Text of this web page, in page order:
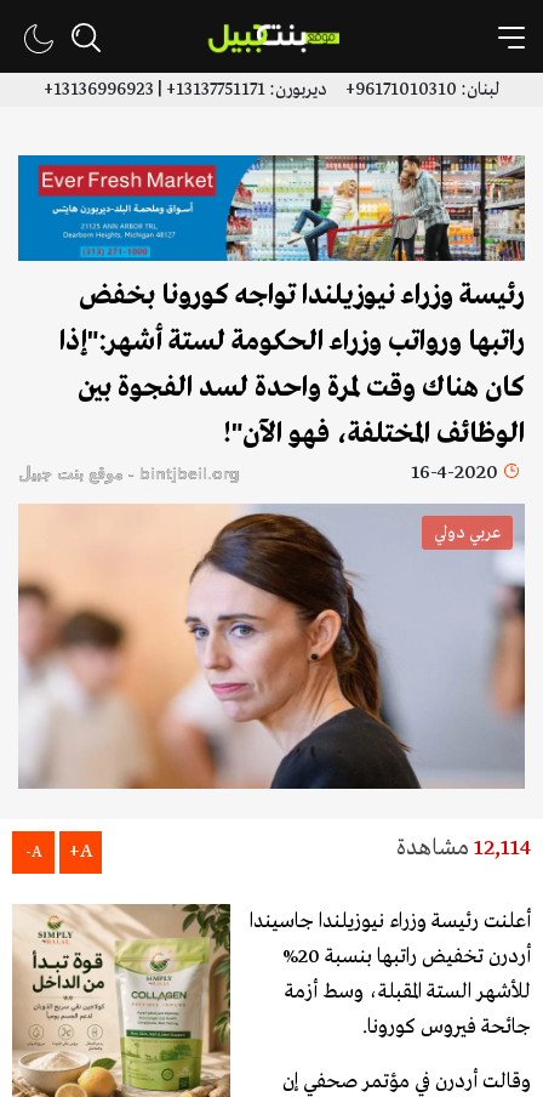
لبنان: 96171010310+ ديربورن: 13137751171+ | 13136996923+
​رئيسة وزراء نيوزيلندا​ تواجه كورونا بخفض
راتبها ورواتب وزراء الحكومة لستة أشهر:"إذا
كان هناك وقت لمرة واحدة لسد الفجوة بين
الوظائف المختلفة، فهو الآن"!
16-4-2020 bintjbeil.org - موقع بنت جبيل
عربي دولي
12,114 مشاهدة A+
A-
أعلنت ​رئيسة وزراء نيوزيلندا​ ​جاسيندا
أردرن​ تخفيض راتبها بنسبة 20%
للأشهر الستة المقبلة، وسط أزمة
جائحة ​فيروس كورونا​.
وقالت أردرن في ​مؤتمر صحفي​ إن